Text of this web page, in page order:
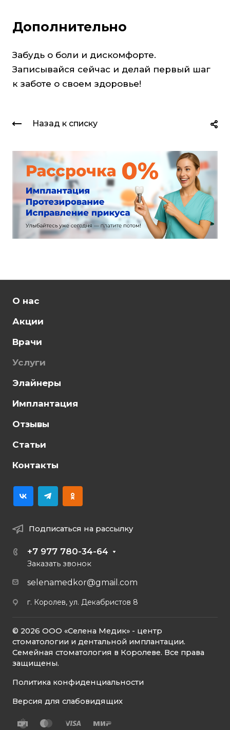
Дополнительно
Забудь о боли и дискомфорте.
Записывайся сейчас и делай первый шаг
к заботе о своем здоровье!
Назад к списку
О нас
Акции
Врачи
Услуги
Элайнеры
Имплантация
Отзывы
Статьи
Контакты
Подписаться на рассылку
+7 977 780-34-64
Заказать звонок
selenamedkor@gmail.com
г. Королев, ул. Декабристов 8
© 2026 ООО «Селена Медик» - центр
стоматологии и дентальной имплантации.
Семейная стоматология в Королеве. Все права
защищены.
Политика конфиденциальности
Версия для слабовидящих